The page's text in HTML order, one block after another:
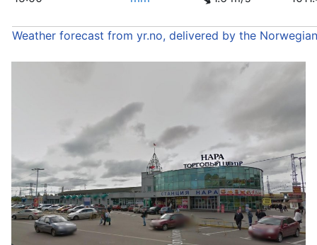
Weather forecast from yr.no, delivered by the